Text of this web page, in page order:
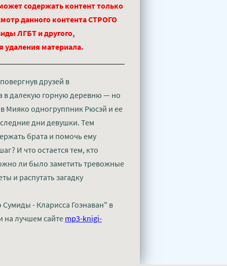
содержать контент только
данного контента СТРОГО
ЛГБТ и другого,
удаления материала.
друзей в
в далекую горную деревню — но
Мияко одногруппник Рюсэй и ее
дни девушки. Тем
брата и помочь ему
И что остается тем, кто
ли было заметить тревожные
и распутать загадку
- Кларисса Гоэнаван" в
на лучшем сайте mp3-knigi-